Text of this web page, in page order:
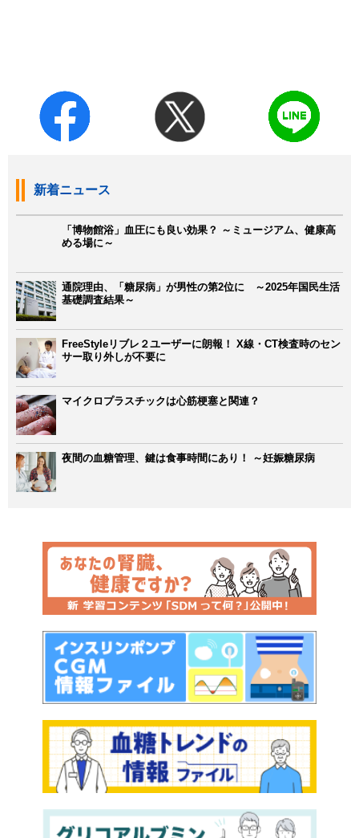
新着ニュース
「博物館浴」血圧にも良い効果？ ～ミュージアム、健康高
める場に～
通院理由、「糖尿病」が男性の第2位に ～2025年国民生活
基礎調査結果～
FreeStyleリブレ２ユーザーに朗報！ X線・CT検査時のセン
サー取り外しが不要に
マイクロプラスチックは心筋梗塞と関連？
夜間の血糖管理、鍵は食事時間にあり！ ～妊娠糖尿病